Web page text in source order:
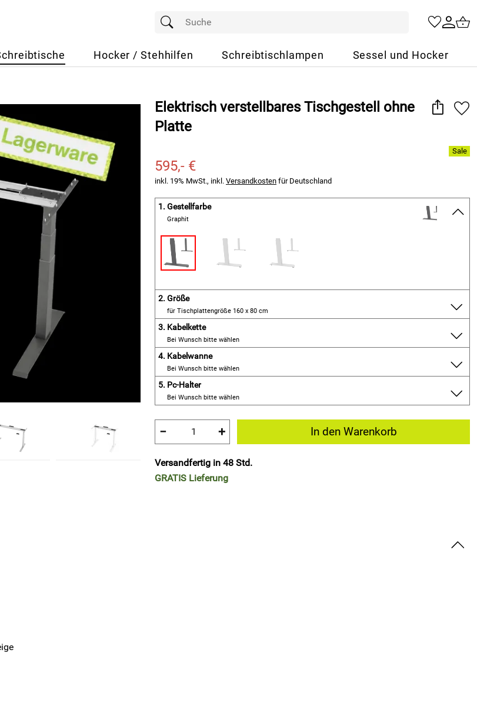
Hocker / Stehhilfen Schreibtischlampen Sessel und Hocker
Elektrisch verstellbares Tischgestell ohne
Platte
595,- €
inkl. 19% MwSt., inkl. Versandkosten für Deutschland
1. Gestellfarbe
Graphit
2. Größe
für Tischplattengröße 160 x 80 cm
3. Kabelkette
Bei Wunsch bitte wählen
4. Kabelwanne
Bei Wunsch bitte wählen
5. Pc-Halter
Bei Wunsch bitte wählen
− + In den Warenkorb
Versandfertig in 48 Std.
GRATIS Lieferung